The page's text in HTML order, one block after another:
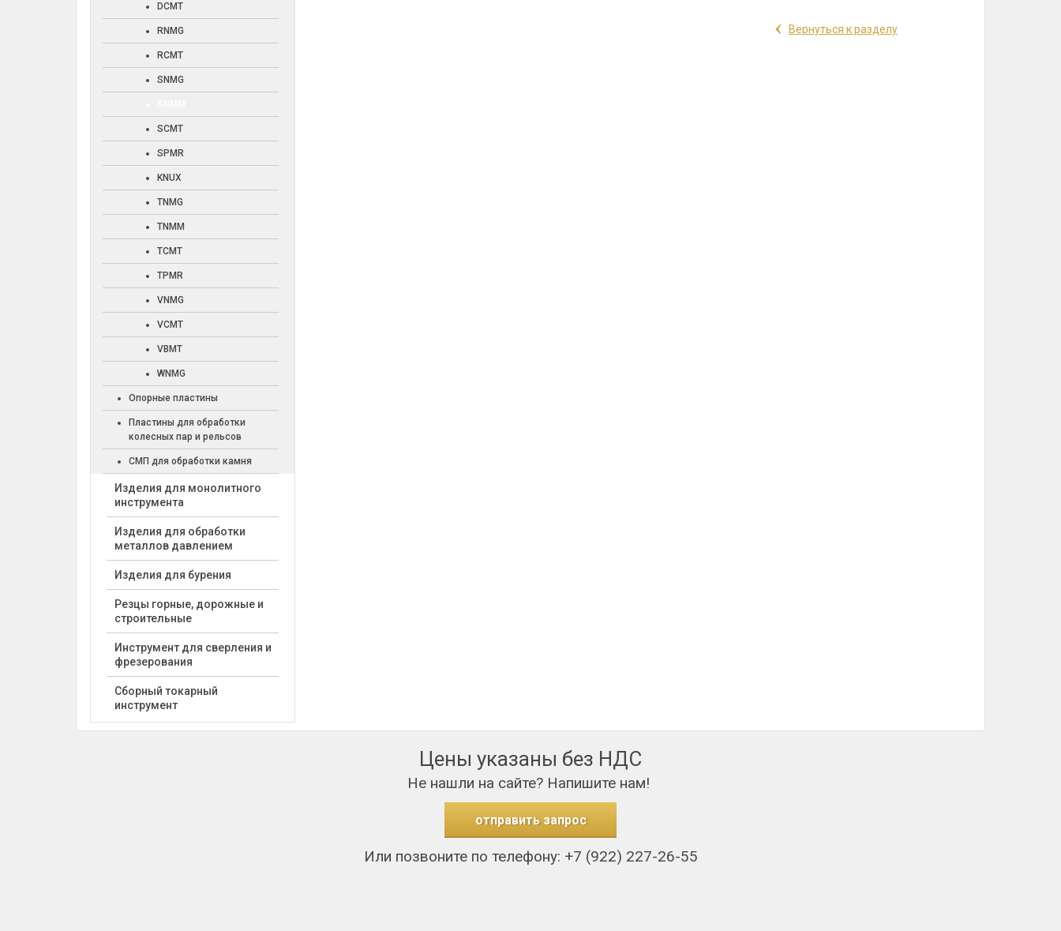
DCMT
RNMG
RCMT
SNMG
SCMT
SPMR
KNUX
TNMG
TNMM
TCMT
TPMR
VNMG
VCMT
VBMT
WNMG
Опорные пластины
Пластины для обработки
колесных пар и рельсов
СМП для обработки камня
Изделия для монолитного
инструмента
Изделия для обработки
металлов давлением
Изделия для бурения
Резцы горные, дорожные и
строительные
Инструмент для сверления и
фрезерования
Сборный токарный
инструмент
‹ Вернуться к разделу
Цены указаны без НДС
Не нашли на сайте? Напишите нам!
отправить запрос
Или позвоните по телефону: +7 (922) 227-26-55